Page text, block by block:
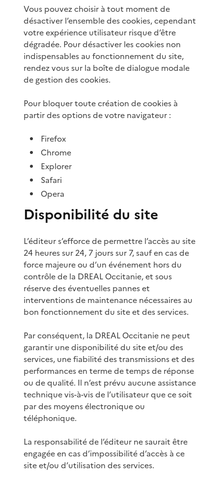
Vous pouvez choisir à tout moment de
désactiver l’ensemble des cookies, cependant
votre expérience utilisateur risque d’être
dégradée. Pour désactiver les cookies non
indispensables au fonctionnement du site,
rendez vous sur la boîte de dialogue modale
de gestion des cookies.
Pour bloquer toute création de cookies à
partir des options de votre navigateur :
Firefox
Chrome
Explorer
Safari
Opera
Disponibilité du site
L’éditeur s’efforce de permettre l’accès au site
24 heures sur 24, 7 jours sur 7, sauf en cas de
force majeure ou d’un événement hors du
contrôle de la DREAL Occitanie, et sous
réserve des éventuelles pannes et
interventions de maintenance nécessaires au
bon fonctionnement du site et des services.
Par conséquent, la DREAL Occitanie ne peut
garantir une disponibilité du site et/ou des
services, une fiabilité des transmissions et des
performances en terme de temps de réponse
ou de qualité. Il n’est prévu aucune assistance
technique vis-à-vis de l’utilisateur que ce soit
par des moyens électronique ou
téléphonique.
La responsabilité de l’éditeur ne saurait être
engagée en cas d’impossibilité d’accès à ce
site et/ou d’utilisation des services.